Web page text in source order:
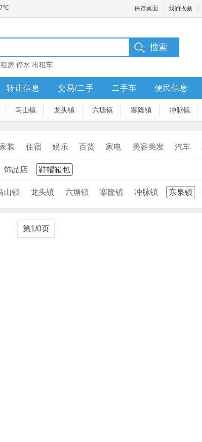
保存桌面 我的收藏
租房 停水 出租车
转让信息 交易/二手 二手车 便民信息
马山镇 龙头镇 六塘镇 寨隆镇 冲脉镇
家装 住宿 娱乐 百货 家电 美容美发 汽车
饰品店 鞋帽箱包
山镇 龙头镇 六塘镇 寨隆镇 冲脉镇 东泉镇
第1/0页